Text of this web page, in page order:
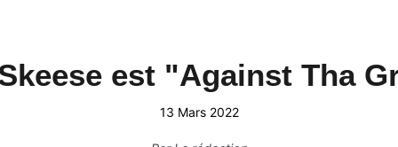
est "Against Tha
13 Mars 2022